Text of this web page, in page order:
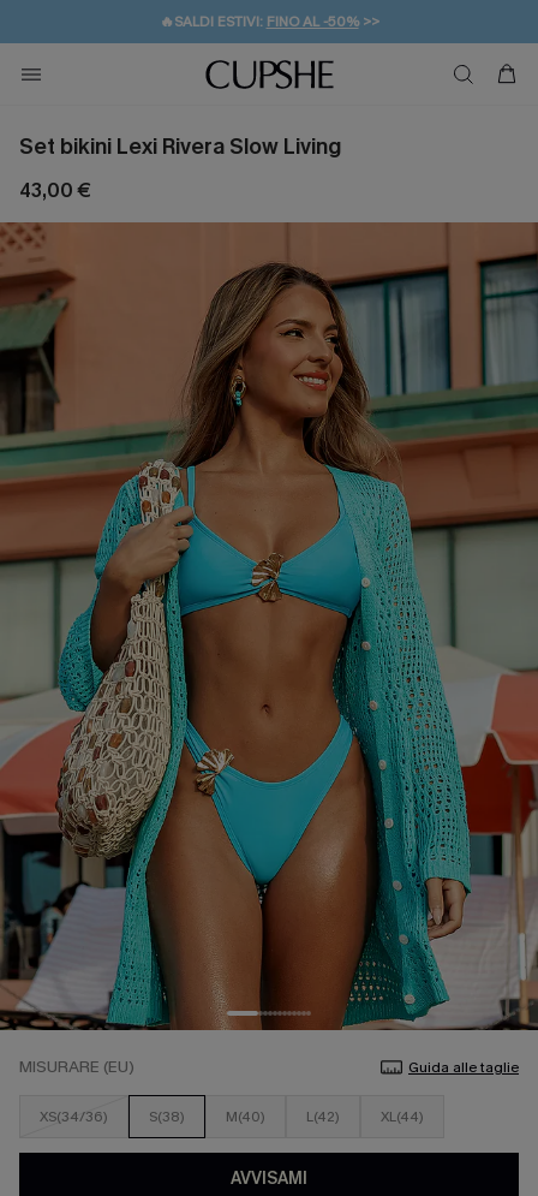
🔥SALDI ESTIVI: FINO AL -50%>>
🚚SPEDIZIONE GRATUITA DA 49€
💌REGALO PER I NUOVI: 20% DI SCONTO*
Set bikini Lexi Rivera Slow Living
43,00 €
MISURARE (EU) Guida alle taglie
XS(34/36) S(38) M(40) L(42) XL(44)
AVVISAMI